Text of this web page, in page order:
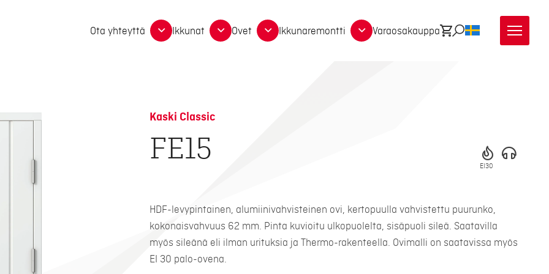
Ota yhteyttä Ikkunat Ovet Ikkunaremontti Varaosakauppa
Ostoskori
EtsiSV
Kaski Classic
FE15
EI30
HDF-levypintainen, alumiinivahvisteinen ovi, kertopuulla vahvistettu puurunko,
kokonaisvahvuus 62 mm. Pinta kuvioitu ulkopuolelta, sisäpuoli sileä. Saatavilla
myös sileänä eli ilman urituksia ja Thermo-rakenteella. Ovimalli on saatavissa myös
EI 30 palo-ovena.